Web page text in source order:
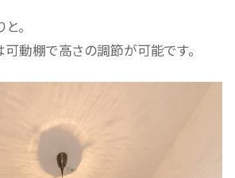
。
可動棚で高さの調節が可能です。